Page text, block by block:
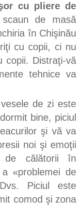
cu pliere de
de masă
în Chişinău
cu copii, ci nu
copii. Distraţi-vă
tehnice va
de zi este
bine, piciul
şi vă va
noi şi emoţii
de călătorii în
«problemei de
Piciul este
comod şi zona